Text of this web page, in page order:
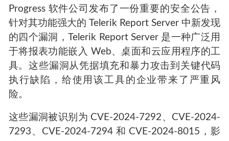
Progress 软件公司发布了一份重要的安全公告，
针对其功能强大的 Telerik Report Server 中新发现
的四个漏洞，Telerik Report Server 是一种广泛用
于将报表功能嵌入 Web、桌面和云应用程序的工
具。这些漏洞从凭据填充和暴力攻击到关键代码
执行缺陷，给使用该工具的企业带来了严重风
险。
这些漏洞被识别为 CVE-2024-7292、CVE-2024-
7293、CVE-2024-7294 和 CVE-2024-8015，影